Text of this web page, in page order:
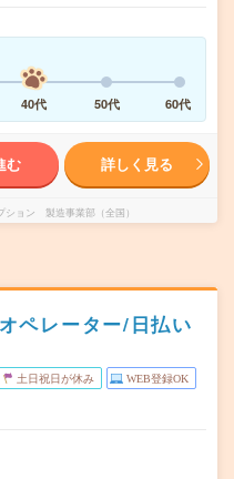
40代 50代 60代
む 詳しく見る
ション 製造事業部（全国）
ペレーター/日払い
土日祝日が休み WEB登録OK